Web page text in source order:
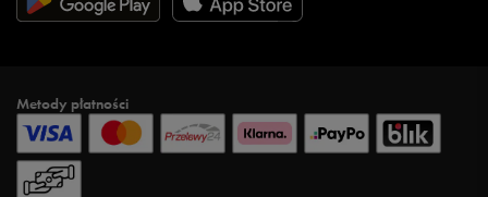
Metody płatności